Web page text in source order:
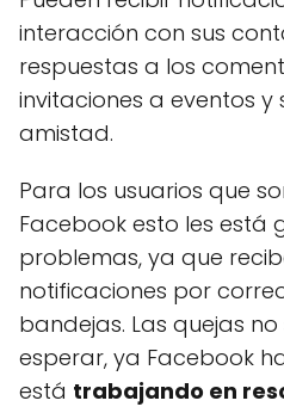
interacción con sus
respuestas a los
invitaciones a eventos y
amistad.
Para los usuarios que
Facebook esto les está
problemas, ya que
notificaciones por
bandejas. Las quejas
esperar, ya Facebook
está trabajando en